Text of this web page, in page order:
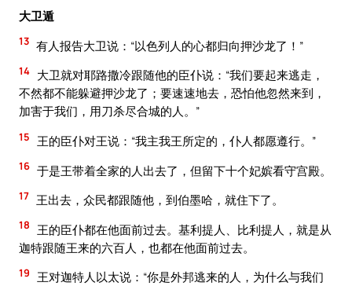
大卫遁
13 有人报告大卫说：“以色列人的心都归向押沙龙了！”
14 大卫就对耶路撒冷跟随他的臣仆说：“我们要起来逃走，
不然都不能躲避押沙龙了；要速速地去，恐怕他忽然来到，
加害于我们，用刀杀尽合城的人。”
15 王的臣仆对王说：“我主我王所定的，仆人都愿遵行。”
16 于是王带着全家的人出去了，但留下十个妃嫔看守宫殿。
17 王出去，众民都跟随他，到伯墨哈，就住下了。
18
王的臣仆都在他面前过去。基利提人、比利提人，就是从
迦特跟随王来的六百人，也都在他面前过去。
19 王对迦特人以太说：“你是外邦逃来的人，为什么与我们